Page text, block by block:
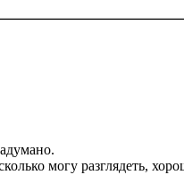
могу разглядеть,